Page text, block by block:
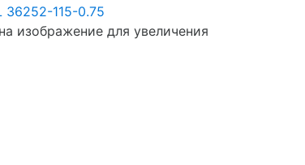
изображение для увеличения